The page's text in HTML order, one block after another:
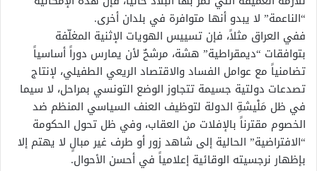
“الناعمة” لا يبدو أنها متوافرة في بلدان أخرى.
ففي العراق مثلاً، فإن تسييس الهويات الإثنية المغلّفة
بتوافقات “ديمقراطية” هشة، مرشحٌ لأن يمارس دوراً أساسياً
تضامنياً مع عوامل الفساد والاقتصاد الريعي الطفيلي، لإنتاج
تصدعات دولتية جسيمة تتجاوز الوضع التونسي بمراحل، لا سيما
في ظل مَلْيشةِ الدولة لتوظيف العنف السياسي المنظم ضد
الخصوم مقترناً بالإفلات من العقاب، وفي ظل تحول الحكومة
“الافتراضية” الحالية إلى شاهد زور أو طرف غير مبالٍ لا يهتم إلا
بإظهار نرجسيته الوقائية إعلامياً في أحسن الأحوال.